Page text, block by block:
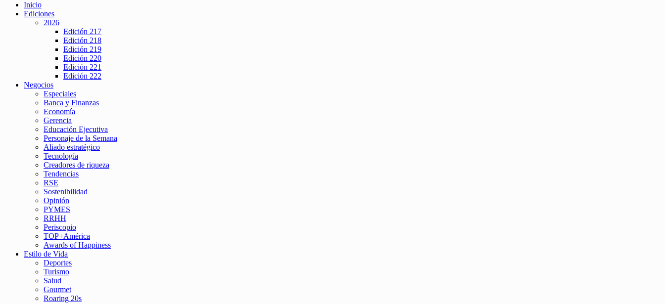
Inicio
Ediciones
2026
Edición 217
Edición 218
Edición 219
Edición 220
Edición 221
Edición 222
Negocios
Especiales
Banca y Finanzas
Economía
Gerencia
Educación Ejecutiva
Personaje de la Semana
Aliado estratégico
Tecnología
Creadores de riqueza
Tendencias
RSE
Sostenibilidad
Opinión
PYMES
RRHH
Periscopio
TOP+América
Awards of Happiness
Estilo de Vida
Deportes
Turismo
Salud
Gourmet
Roaring 20s